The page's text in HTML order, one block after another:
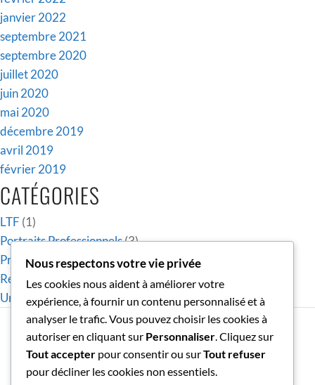
janvier 2022
septembre 2021
septembre 2020
juillet 2020
juin 2020
mai 2020
décembre 2019
avril 2019
février 2019
CATÉGORIES
LTF (1)
Portraits Professionnels(3)
Privé(6)
Reportages
(2)
Uncategorized(9)
LA SEULE LIMITE À NOS
RÉALISATIONS DE DEMAIN SERA NOS
DOUTES D'AUJOURD'HUI.
Nous respectons votre vie privée
Les cookies nous aident à améliorer votre
expérience, à fournir un contenu personnalisé et à
analyser le trafic. Vous pouvez choisir les cookies à
autoriser en cliquant sur Personnaliser. Cliquez sur
Tout accepter pour consentir ou surTout refuser
pour décliner les cookies non essentiels.